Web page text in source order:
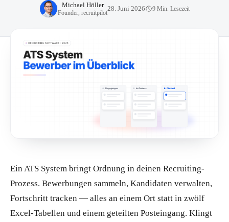
Michael Höller
Founder, recruitpilot
28. Juni 2026 9 Min. Lesezeit
Ein ATS System bringt Ordnung in deinen Recruiting-
Prozess. Bewerbungen sammeln, Kandidaten verwalten,
Fortschritt tracken — alles an einem Ort statt in zwölf
Excel-Tabellen und einem geteilten Posteingang. Klingt